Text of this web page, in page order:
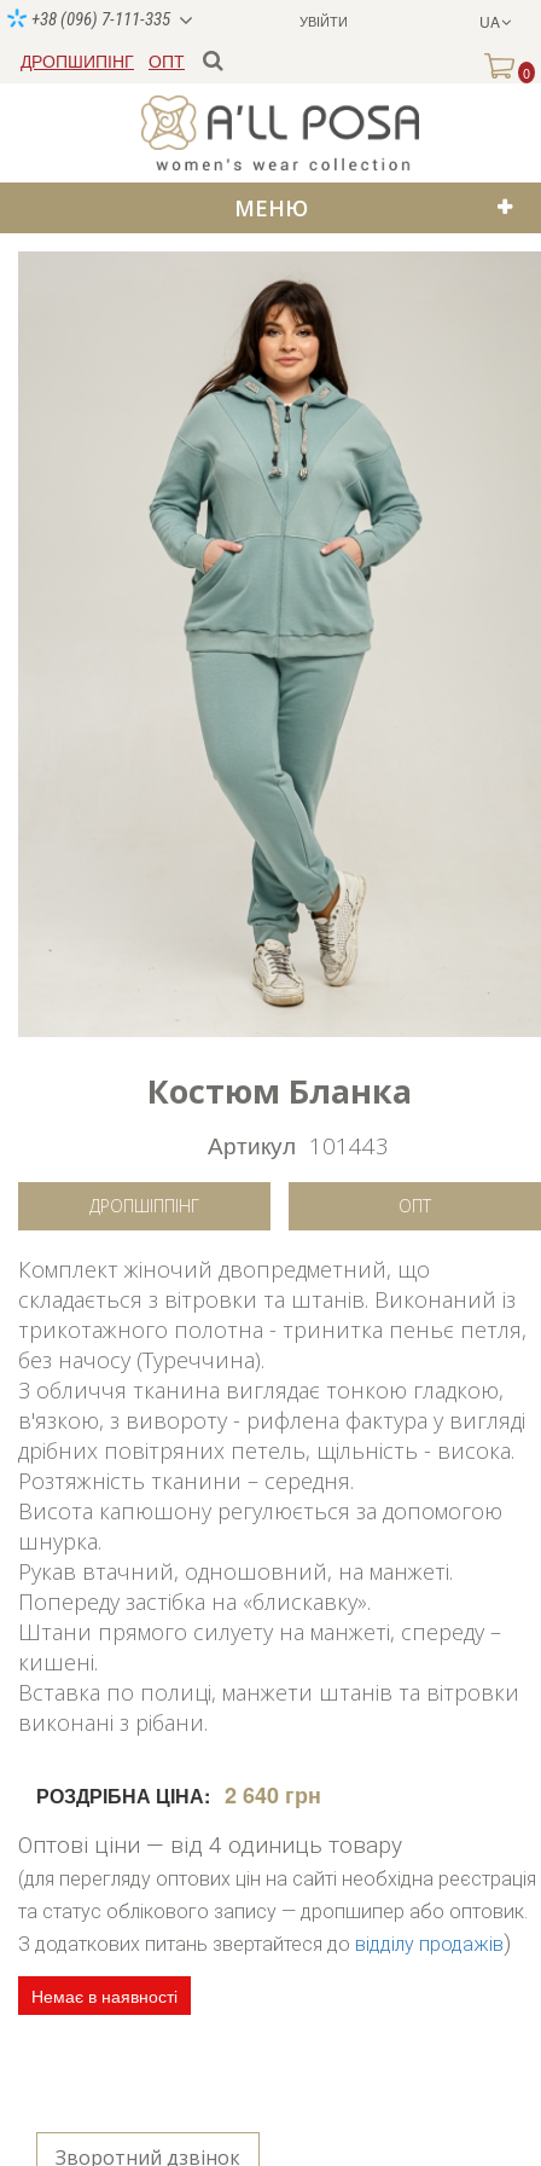
УВІЙТИ UA
+38 (096) 7-111-335
ДРОПШИПІНГ ОПТ
0
МЕНЮ
Костюм Бланка
Артикул 101443
ДРОПШІППІНГ ОПТ
Комплект жіночий двопредметний, що
складається з вітровки та штанів. Виконаний із
трикотажного полотна - тринитка пеньє петля,
без начосу (Туреччина).
З обличчя тканина виглядає тонкою гладкою,
в'язкою, з вивороту - рифлена фактура у вигляді
дрібних повітряних петель, щільність - висока.
Розтяжність тканини – середня.
Висота капюшону регулюється за допомогою
шнурка.
Рукав втачний, одношовний, на манжеті.
Попереду застібка на «блискавку».
Штани прямого силуету на манжеті, спереду –
кишені.
Вставка по полиці, манжети штанів та вітровки
виконані з рібани.
РОЗДРІБНА ЦІНА: 2 640 грн
Оптові ціни — від 4 одиниць товару
(для перегляду оптових цін на сайті необхідна реєстрація
та статус облікового запису — дропшипер або оптовик.
З додаткових питань звертайтеся до відділу продажів)
Немає в наявності
Зворотний дзвінок